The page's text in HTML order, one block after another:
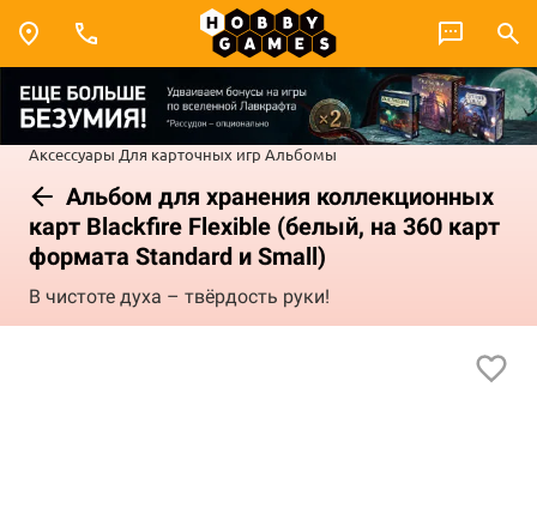
Аксессуары Для карточных игр Альбомы
Альбом для хранения коллекционных
карт Blackfire Flexible (белый, на 360 карт
формата Standard и Small)
В чистоте духа – твёрдость руки!